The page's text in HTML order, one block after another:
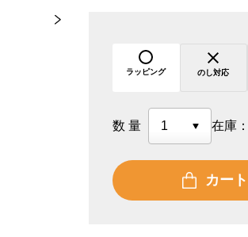
ラッピング のし対応
数量 在庫：
カー